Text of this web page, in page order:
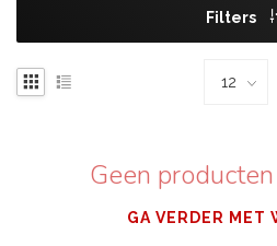
Filters
Geen
GA VERDER MET